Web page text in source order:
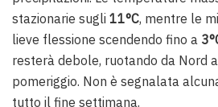
stazionarie sugli 11°C, mentre le
lieve flessione scendendo fino a
resterà debole, ruotando da Nord
pomeriggio. Non è segnalata
tutto il fine settimana.